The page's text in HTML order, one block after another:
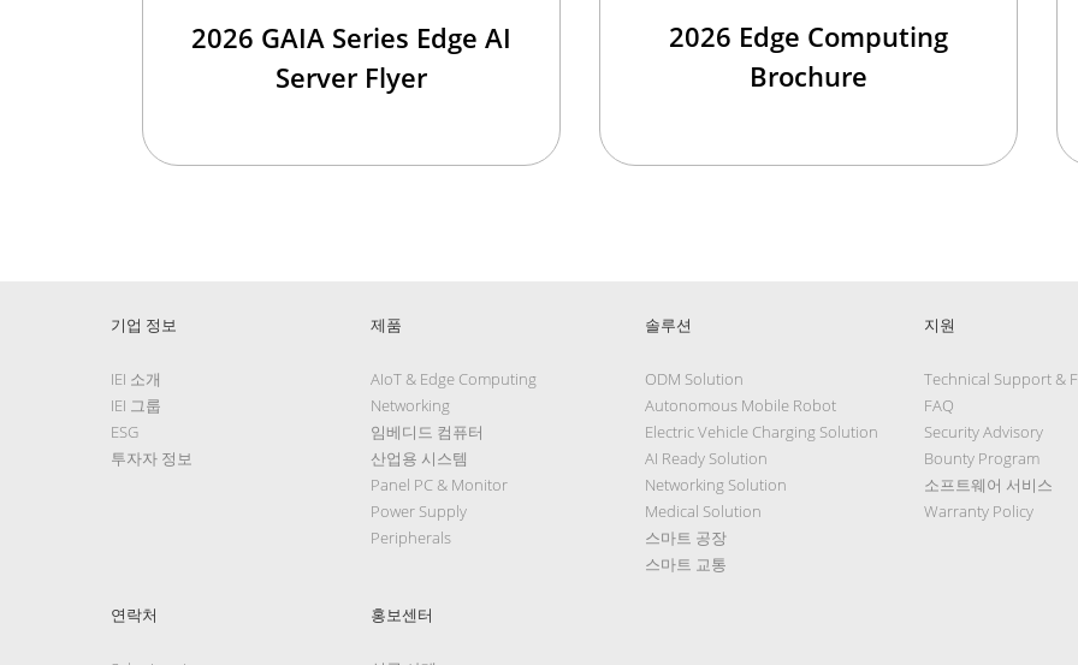
2026 GAIA Series Edge AI
Server Flyer
2026 Edge Computing
Brochure
기업 정보
IEI 소개
IEI 그룹
ESG
투자자 정보
제품
AIoT & Edge Computing
Networking
임베디드 컴퓨터
산업용 시스템
Panel PC & Monitor
Power Supply
Peripherals
솔루션
ODM Solution
Autonomous Mobile Robot
Electric Vehicle Charging Solution
AI Ready Solution
Networking Solution
Medical Solution
스마트 공장
스마트 교통
지원
Technical Support &
FAQ
Security Advisory
Bounty Program
소프트웨어 서비스
Warranty Policy
연락처 홍보센터